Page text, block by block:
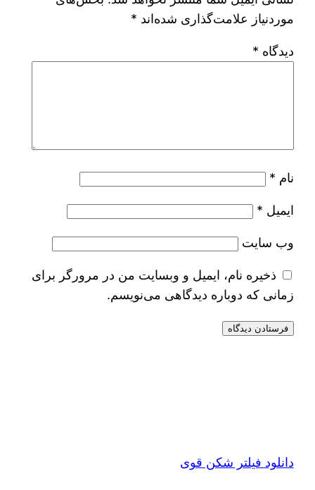
موردنیاز علامت‌گذاری شده‌اند *
دیدگاه *
نام *
ایمیل *
وب‌ سایت
ذخیره نام، ایمیل و وبسایت من در مرورگر برای
زمانی که دوباره دیدگاهی می‌نویسم.
دانلود فیلتر شکن قوی